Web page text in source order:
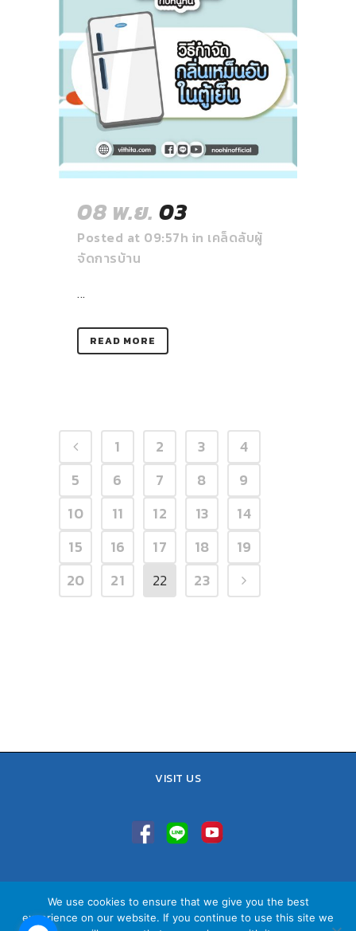
08 พ.ย. 03
Posted at 09:57h in เคล็ดลับผู้
จัดการบ้าน
...
READ MORE
1 2 3
4
5
6 7 8
9
10
11 12 13
14
15
16 17 18
19
20
21 22 23
VISIT US
Sales Team : 084-085-6324
We use cookies to ensure that we give you the best
experience on our website. If you continue to use this site we